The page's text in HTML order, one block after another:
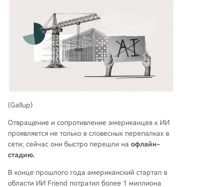
(Gallup)
Отвращение и сопротивление американцев к ИИ
проявляется не только в словесных перепалках в
сети; сейчас они быстро перешли на офлайн-
стадию.
В конце прошлого года американский стартап в
области ИИ Friend потратил более 1 миллиона